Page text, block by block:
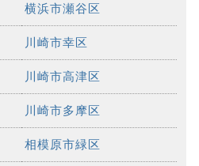
横浜市瀬谷区
川崎市幸区
川崎市高津区
川崎市多摩区
相模原市緑区